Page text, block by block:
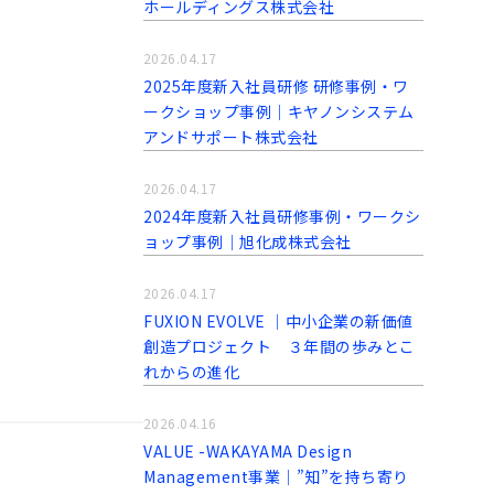
ホールディングス株式会社
2025年度新入社員研修 研修事例・ワ
ークショップ事例｜キヤノンシステム
アンドサポート株式会社
2026.04.17
2024年度新入社員研修事例・ワークシ
ョップ事例｜旭化成株式会社
2026.04.17
FUXION EVOLVE │中小企業の新価値
創造プロジェクト ３年間の歩みとこ
れからの進化
2026.04.17
VALUE -WAKAYAMA Design
Management事業│”知”を持ち寄り
2026.04.16